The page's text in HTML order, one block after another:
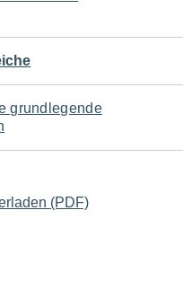
grundlegende
(PDF)